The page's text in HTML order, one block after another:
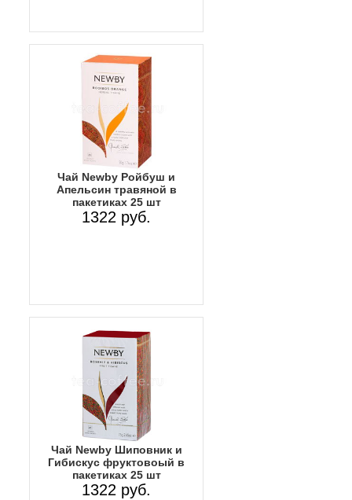
Чай Newby Ройбуш и
Апельсин травяной в
пакетиках 25 шт
1322 руб.
Чай Newby Шиповник и
Гибискус фруктовоый в
пакетиках 25 шт
1322 руб.